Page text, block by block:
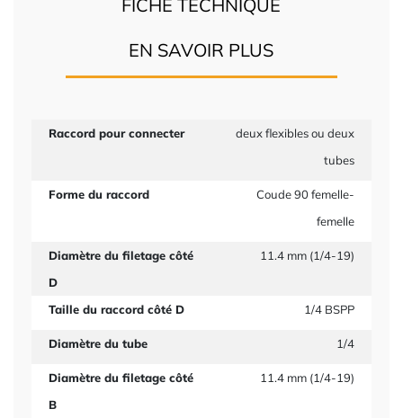
FICHE TECHNIQUE
EN SAVOIR PLUS
Raccord pour connecter
deux flexibles ou deux
tubes
Forme du raccord
Coude 90 femelle-
femelle
Diamètre du filetage côté
D
11.4 mm (1/4-19)
Taille du raccord côté D 1/4 BSPP
Diamètre du tube 1/4
Diamètre du filetage côté
B
11.4 mm (1/4-19)